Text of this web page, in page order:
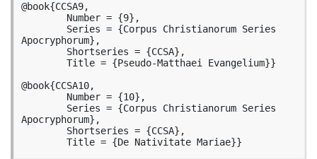
@book{CCSA9,
Number = {9},
Series = {Corpus Christianorum Series
Apocryphorum},
Shortseries = {CCSA},
Title = {Pseudo-Matthaei Evangelium}}
@book{CCSA10,
Number = {10},
Series = {Corpus Christianorum Series
Apocryphorum},
Shortseries = {CCSA},
Title = {De Nativitate Mariae}}